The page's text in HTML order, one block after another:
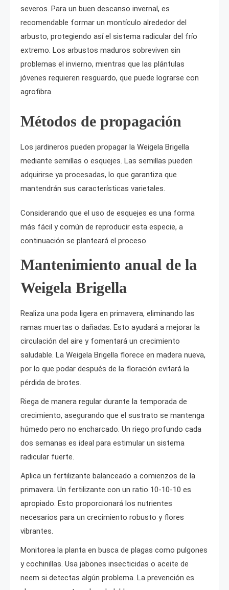
severos. Para un buen descanso invernal, es
recomendable formar un montículo alrededor del
arbusto, protegiendo así el sistema radicular del frío
extremo. Los arbustos maduros sobreviven sin
problemas el invierno, mientras que las plántulas
jóvenes requieren resguardo, que puede lograrse con
agrofibra.
Métodos de propagación
Los jardineros pueden propagar la Weigela Brigella
mediante semillas o esquejes. Las semillas pueden
adquirirse ya procesadas, lo que garantiza que
mantendrán sus características varietales.
Considerando que el uso de esquejes es una forma
más fácil y común de reproducir esta especie, a
continuación se planteará el proceso.
Mantenimiento anual de la
Weigela Brigella
Realiza una poda ligera en primavera, eliminando las
ramas muertas o dañadas. Esto ayudará a mejorar la
circulación del aire y fomentará un crecimiento
saludable. La Weigela Brigella florece en madera nueva,
por lo que podar después de la floración evitará la
pérdida de brotes.
Riega de manera regular durante la temporada de
crecimiento, asegurando que el sustrato se mantenga
húmedo pero no encharcado. Un riego profundo cada
dos semanas es ideal para estimular un sistema
radicular fuerte.
Aplica un fertilizante balanceado a comienzos de la
primavera. Un fertilizante con un ratio 10-10-10 es
apropiado. Esto proporcionará los nutrientes
necesarios para un crecimiento robusto y flores
vibrantes.
Monitorea la planta en busca de plagas como pulgones
y cochinillas. Usa jabones insecticidas o aceite de
neem si detectas algún problema. La prevención es